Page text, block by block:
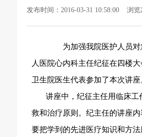
发布时间：2016-03-31 10:58:00 浏览
为加强我院医护人员对
人医院心内科主任纪征在四楼
卫生院医生代表参加了本次讲座
讲座中，纪征主任用临床
救和治疗原则。纪主任的讲座
要把学到的先进医疗知识和方